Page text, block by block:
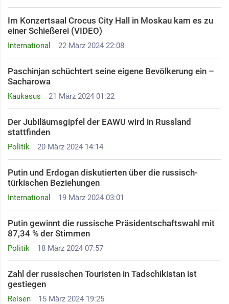
International 22 März 2024 22:08
Im Konzertsaal Crocus City Hall in Moskau kam es zu
einer Schießerei (VIDEO)
Kaukasus 21 März 2024 01:22
Paschinjan schüchtert seine eigene Bevölkerung ein –
Sacharowa
Politik 20 März 2024 14:14
Der Jubiläumsgipfel der EAWU wird in Russland
stattfinden
International 19 März 2024 03:01
Putin und Erdogan diskutierten über die russisch-
türkischen Beziehungen
Politik 18 März 2024 07:57
Putin gewinnt die russische Präsidentschaftswahl mit
87,34 % der Stimmen
Reisen 15 März 2024 19:25
Zahl der russischen Touristen in Tadschikistan ist
gestiegen